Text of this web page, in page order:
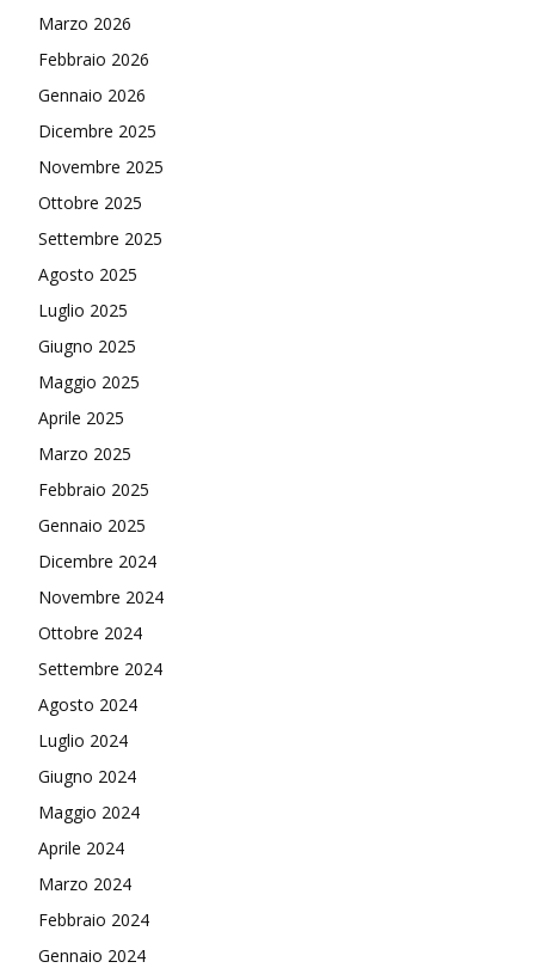
Marzo 2026
Febbraio 2026
Gennaio 2026
Dicembre 2025
Novembre 2025
Ottobre 2025
Settembre 2025
Agosto 2025
Luglio 2025
Giugno 2025
Maggio 2025
Aprile 2025
Marzo 2025
Febbraio 2025
Gennaio 2025
Dicembre 2024
Novembre 2024
Ottobre 2024
Settembre 2024
Agosto 2024
Luglio 2024
Giugno 2024
Maggio 2024
Aprile 2024
Marzo 2024
Febbraio 2024
Gennaio 2024